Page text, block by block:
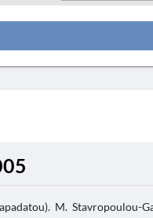
M. Stavropoulou-